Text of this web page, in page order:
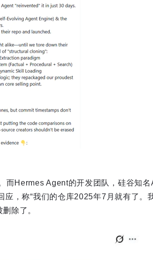
而Hermes Agent的开发团队，硅谷知名
，称“我们的仓库2025年7月就有了。
除了。